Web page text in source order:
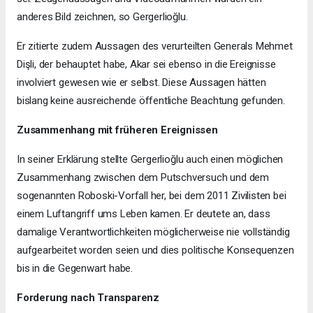
anderes Bild zeichnen, so Gergerlioğlu.
Er zitierte zudem Aussagen des verurteilten Generals Mehmet
Dişli, der behauptet habe, Akar sei ebenso in die Ereignisse
involviert gewesen wie er selbst. Diese Aussagen hätten
bislang keine ausreichende öffentliche Beachtung gefunden.
Zusammenhang mit früheren Ereignissen
In seiner Erklärung stellte Gergerlioğlu auch einen möglichen
Zusammenhang zwischen dem Putschversuch und dem
sogenannten Roboski-Vorfall her, bei dem 2011 Zivilisten bei
einem Luftangriff ums Leben kamen. Er deutete an, dass
damalige Verantwortlichkeiten möglicherweise nie vollständig
aufgearbeitet worden seien und dies politische Konsequenzen
bis in die Gegenwart habe.
Forderung nach Transparenz